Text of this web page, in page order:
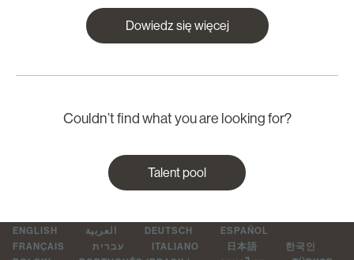
Dowiedz się więcej
Couldn’t find what you are looking for?
Talent pool
ENGLISH العربية DEUTSCH
ESPAÑOL
FRANÇAIS
עברית ITALIANO 日本語
한국인